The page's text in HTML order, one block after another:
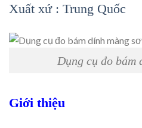
Xuất xứ : Trung Quốc
Dụng cụ đo bám
Giới thiệu